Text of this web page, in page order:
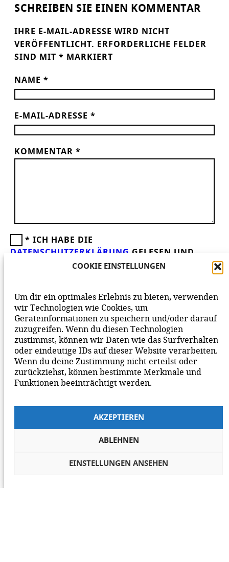
COOKIE EINSTELLUNGEN
Um dir ein optimales Erlebnis zu bieten, verwenden
wir Technologien wie Cookies, um
Geräteinformationen zu speichern und/oder darauf
zuzugreifen. Wenn du diesen Technologien
zustimmst, können wir Daten wie das Surfverhalten
oder eindeutige IDs auf dieser Website verarbeiten.
Wenn du deine Zustimmung nicht erteilst oder
zurückziehst, können bestimmte Merkmale und
Funktionen beeinträchtigt werden.
AKZEPTIEREN
ABLEHNEN
EINSTELLUNGEN ANSEHEN
SCHREIBEN SIE EINEN KOMMENTAR
IHRE E-MAIL-ADRESSE WIRD NICHT
VERÖFFENTLICHT.
ERFORDERLICHE FELDER
SIND MIT * MARKIERT
NAME *
E-MAIL-ADRESSE *
KOMMENTAR *
* ICH HABE DIE
DATENSCHUTZERKLÄRUNG GELESEN UND
AKZEPTIERE DIESE.WIR FREUEN UNS ÜBER
MITEINANDER AUF UNSERER SEITE.